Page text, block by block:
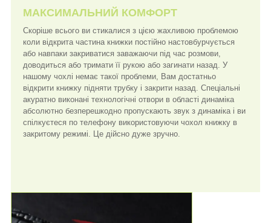
МАКСИМАЛЬНИЙ КОМФОРТ
Скоріше всього ви стикалися з цією жахливою проблемою
коли відкрита частина книжки постійно настовбурчується
або навпаки закриватися заважаючи під час розмови,
доводиться або тримати її рукою або загинати назад. У
нашому чохлі немає такої проблеми, Вам достатньо
відкрити книжку підняти трубку і закрити назад. Спеціальні
акуратно виконані технологічні отвори в області динаміка
абсолютно безперешкодно пропускають звук з динаміка і ви
спілкуєтеся по телефону використовуючи чохол книжку в
закритому режимі. Це дійсно дуже зручно.